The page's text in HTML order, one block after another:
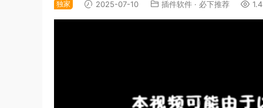
独家 2025-07-10 插件软件 · 必下推荐